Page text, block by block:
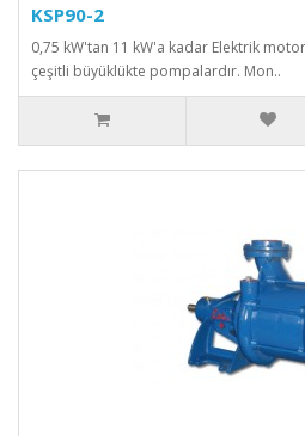
KSP90-2
0,75 kW'tan 11 kW'a kadar Elektrik
çeşitli büyüklükte pompalardır. Mon..